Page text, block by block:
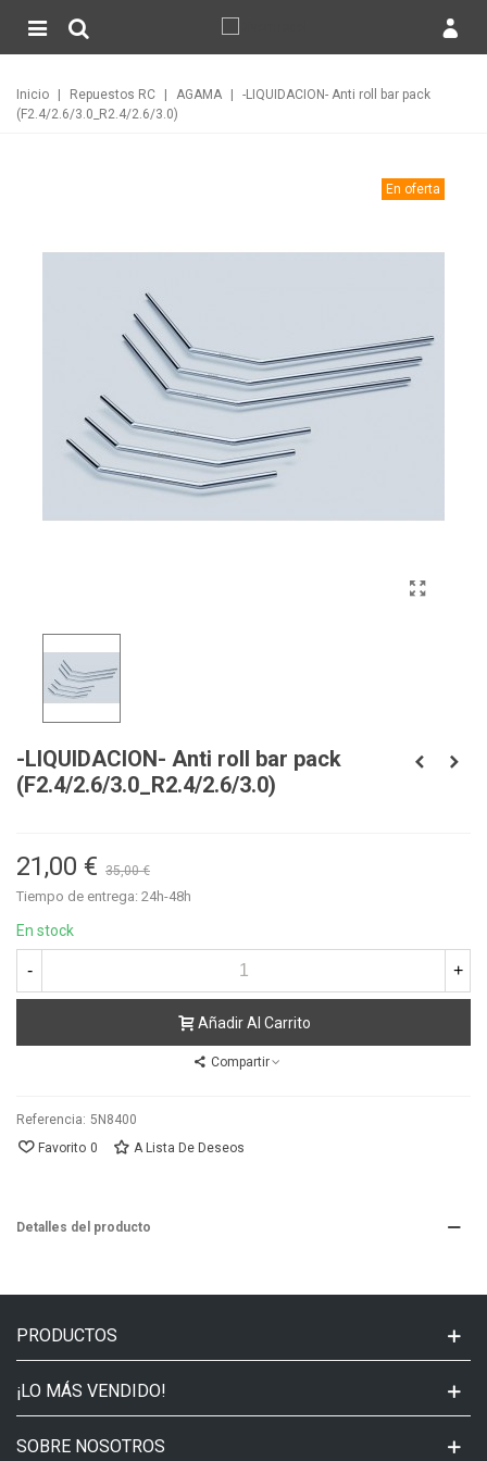
Inicio Repuestos RC AGAMA
-LIQUIDACION- Anti roll bar pack
(F2.4/2.6/3.0_R2.4/2.6/3.0)
En oferta
-LIQUIDACION- Anti roll bar pack
(F2.4/2.6/3.0_R2.4/2.6/3.0)
21,00 € 35,00 €
Tiempo de entrega: 24h-48h
En stock
- +
Añadir Al Carrito
Compartir
Referencia: 5N8400
Favorito 0 A Lista De Deseos
Detalles del producto
PRODUCTOS
¡LO MÁS VENDIDO!
SOBRE NOSOTROS